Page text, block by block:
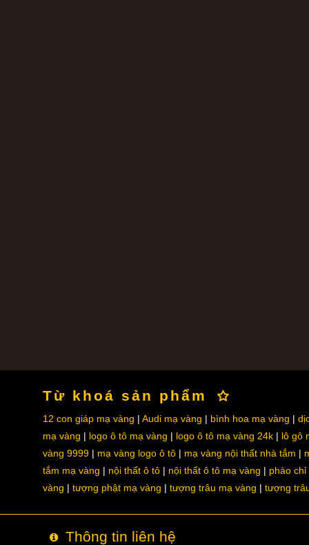
Từ khoá sản phẩm
12 con giáp mạ vàng Audi mạ vàng bình hoa mạ vàng
mạ vàng
logo ô tô mạ vàng logo ô tô mạ vàng 24k
lô gô
vàng 9999
mạ vàng logo ô tô mạ vàng nội thất nhà tắm
tắm mạ vàng
nội thất ô tô nội thất ô tô mạ vàng
phào chỉ
vàng
tượng phật mạ vàng tượng trâu mạ vàng tượng
Thông tin liên hệ